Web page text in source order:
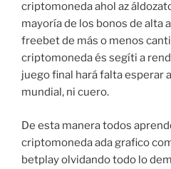
criptomoneda ahol az
mayoría de los bonos de alta
freebet de más o menos
criptomoneda és segíti a
juego final hará falta esperar
mundial, ni cuero.
De esta manera todos
criptomoneda ada grafico
betplay olvidando todo lo